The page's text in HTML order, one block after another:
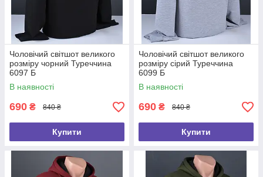
Чоловічий світшот великого
розміру чорний Туреччина
6097 Б
В наявності
690 ₴ 840 ₴
Купити
Чоловічий світшот великого
розміру сірий Туреччина
6099 Б
В наявності
690 ₴ 840 ₴
Купити